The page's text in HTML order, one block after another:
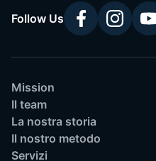
Follow Us
Mission
Il team
La nostra storia
Il nostro metodo
Servizi